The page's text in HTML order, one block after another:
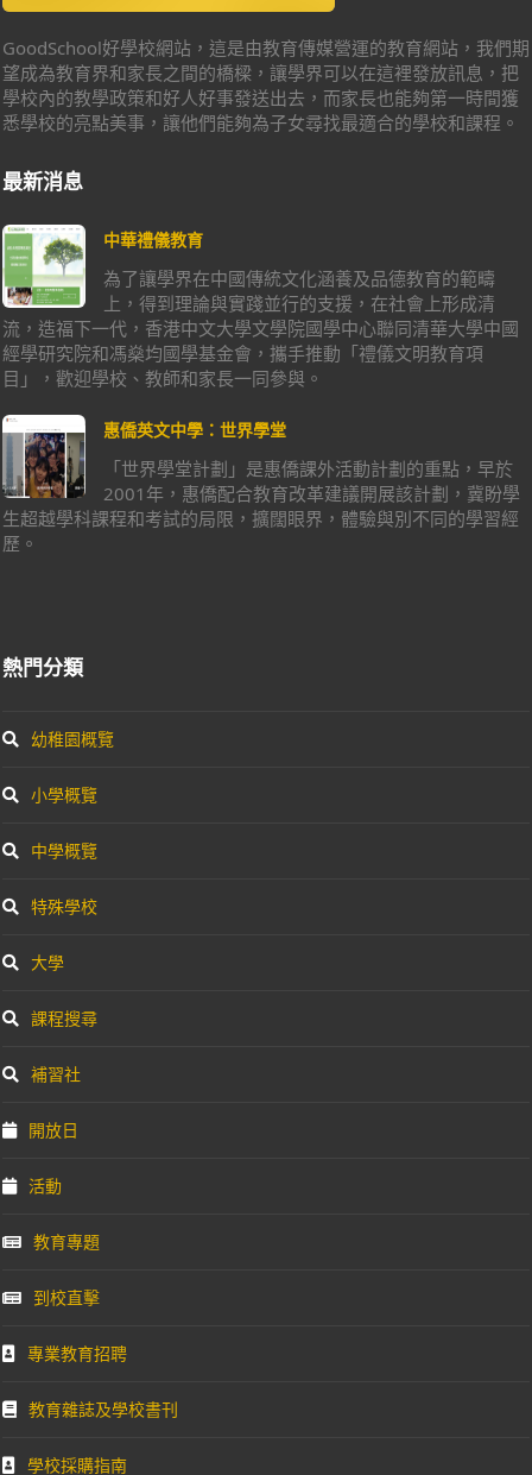
GoodSchool好學校網站，這是由教育傳媒營運的教育網站，我們期
望成為教育界和家長之間的橋樑，讓學界可以在這裡發放訊息，把
學校內的教學政策和好人好事發送出去，而家長也能夠第一時間獲
悉學校的亮點美事，讓他們能夠為子女尋找最適合的學校和課程。
最新消息
中華禮儀教育
為了讓學界在中國傳統文化涵養及品德教育的範疇
上，得到理論與實踐並行的支援，在社會上形成清
流，造福下一代，香港中文大學文學院國學中心聯同清華大學中國
經學研究院和馮燊均國學基金會，攜手推動「禮儀文明教育項
目」，歡迎學校、教師和家長一同參與。
惠僑英文中學：世界學堂
「世界學堂計劃」是惠僑課外活動計劃的重點，早於
2001年，惠僑配合教育改革建議開展該計劃，冀盼學
生超越學科課程和考試的局限，擴闊眼界，體驗與別不同的學習經
歷。
熱門分類
幼稚園概覽
小學概覽
中學概覽
特殊學校
大學
課程搜尋
補習社
開放日
活動
教育專題
到校直擊
專業教育招聘
教育雜誌及學校書刊
學校採購指南